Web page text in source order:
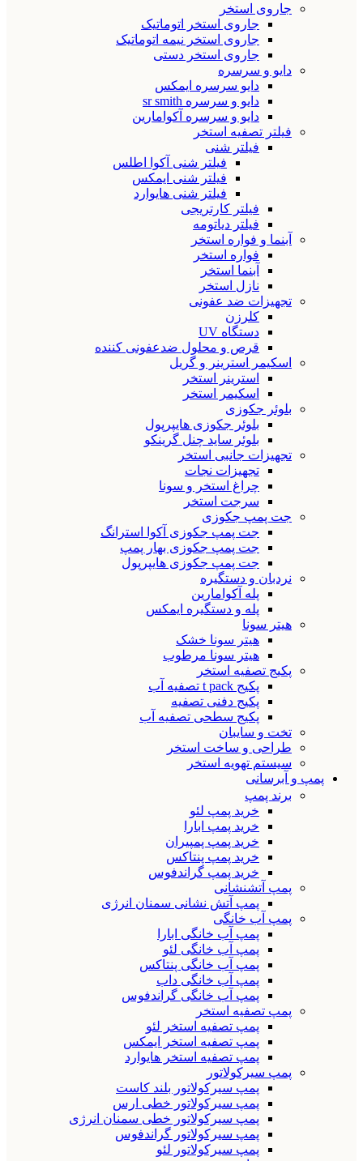
جاروی استخر
جاروی استخر اتوماتیک
جاروی استخر نیمه اتوماتیک
جاروی استخر دستی
دایو و سرسره
دایو سرسره ایمکس
دایو و سرسره sr smith
دایو و سرسره آکوامارین
فیلتر تصفیه استخر
فیلتر شنی
فیلتر شنی آکوا اطلس
فیلتر شنی ایمکس
فیلتر شنی هایوارد
فیلتر کارتریجی
فیلتر دیاتومه
آبنما و فواره استخر
فواره استخر
آبنما استخر
نازل استخر
تجهیزات ضد عفونی
کلرزن
دستگاه UV
قرص و محلول ضدعفونی کننده
اسکیمر استرینر و گریل
استرینر استخر
اسکیمر استخر
بلوئر جکوزی
بلوئر جکوزی هایپرپول
بلوئر ساید چنل گرینکو
تجهیزات جانبی استخر
تجهیزات نجات
چراغ استخر و سونا
سرجت استخر
جت پمپ جکوزی
جت پمپ جکوزی آکوا استرانگ
جت پمپ جکوزی بهار پمپ
جت پمپ جکوزی هایپرپول
نردبان و دستگیره
پله آکوامارین
پله و دستگیره ایمکس
هیتر سونا
هیتر سونا خشک
هیتر سونا مرطوب
پکیج تصفیه استخر
پکیج t pack تصفیه آب
پکیج دفنی تصفیه
پکیج سطحی تصفیه آب
تخت و سایبان
طراحی و ساخت استخر
سیستم تهویه استخر
پمپ و آبرسانی
برند پمپ
خرید پمپ لئو
خرید پمپ ابارا
خرید پمپ پمپیران
خرید پمپ پنتاکس
خرید پمپ گراندفوس
پمپ آتشنشانی
پمپ آتش نشانی سمنان انرژی
پمپ آب خانگی
پمپ آب خانگی ابارا
پمپ آب خانگی لئو
پمپ آب خانگی پنتاکس
پمپ آب خانگی داب
پمپ آب خانگی گراندفوس
پمپ تصفیه استخر
پمپ تصفیه استخر لئو
پمپ تصفیه استخر ایمکس
پمپ تصفیه استخر هایوارد
پمپ سیرکولاتور
پمپ سیرکولاتور بلند کاست
پمپ سیرکولاتور خطی ارس
پمپ سیرکولاتور خطی سمنان انرژی
پمپ سیرکولاتور گراندفوس
پمپ سیرکولاتور لئو